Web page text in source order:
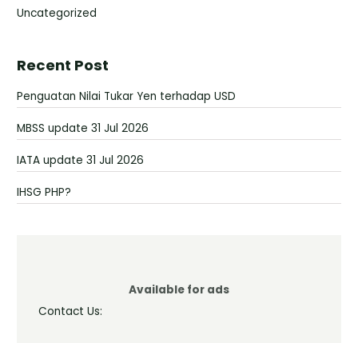
Uncategorized
Recent Post
Penguatan Nilai Tukar Yen terhadap USD
MBSS update 31 Jul 2026
IATA update 31 Jul 2026
IHSG PHP?
Available for ads
Contact Us: